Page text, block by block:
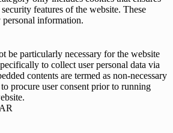
features of the website. These
information.
be particularly necessary for the website
to collect user personal data via
contents are termed as non-necessary
procure user consent prior to running